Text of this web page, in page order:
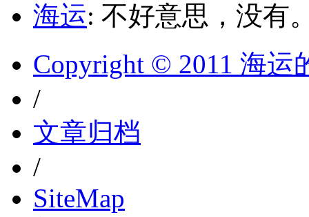
海运: 不好意思，没有
Copyright © 2011 海运
/
文章归档
/
SiteMap